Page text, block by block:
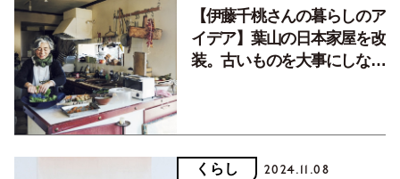
【伊藤千桃さんの暮らしのア
イデア】葉山の日本家屋を改
装。古いものを大事にしなが
くらし 2024.11.08